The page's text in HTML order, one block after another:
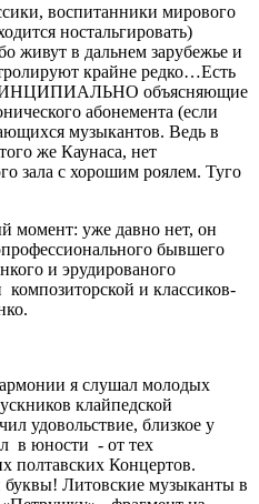
воспитанники мирового
ностальгировать)
живут в дальнем зарубежье и
крайне редко…Есть
объясняющие
абонемента (если
музыкантов. Ведь в
же Каунаса, нет
зала с хорошим роялем. Туго
момент: уже давно нет, он
бывшего
и эрудированого
композиторской и классиков-
я слушал молодых
клайпедской
удовольствие, близкое у
в юности - от тех
полтавских Концертов.
Литовские музыканты в